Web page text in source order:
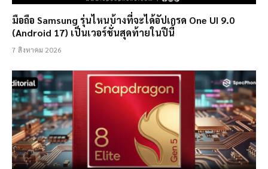
มือถือ Samsung รุ่นไหนบ้างที่จะได้อัปเกรด One UI 9.0
(Android 17) เป็นเวอร์ชั่นสุดท้ายในปีนี้
7 สิงหาคม 2026